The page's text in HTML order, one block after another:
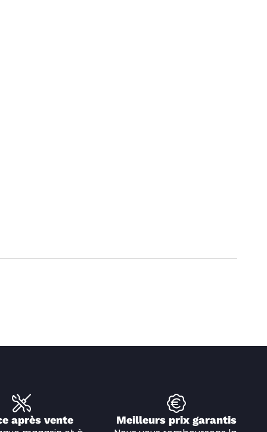
après vente Meilleurs prix garantis